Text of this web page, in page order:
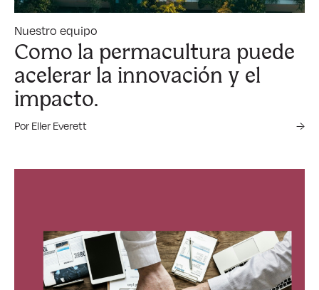
Nuestro equipo
Como la permacultura puede
acelerar la innovación y el
impacto.
Por Eller Everett →